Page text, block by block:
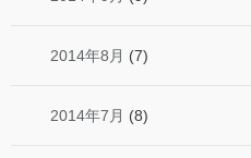
2014年8月 (7)
2014年7月 (8)